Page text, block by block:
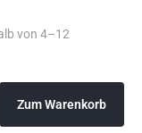
von 4–12
Zum Warenkorb